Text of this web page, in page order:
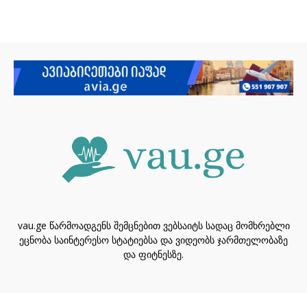
vau.ge წარმოადგენს შემცნებით ვებსაიტს სადაც მომხრებლი
ეცნობა საინტერესო სტატიებსა და ვიდეობს ჯარმთელობაზე
და ფიტნესზე.